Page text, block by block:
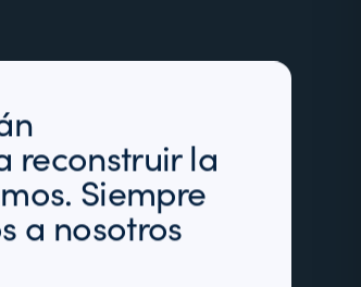
reconstruir la
Siempre
a nosotros